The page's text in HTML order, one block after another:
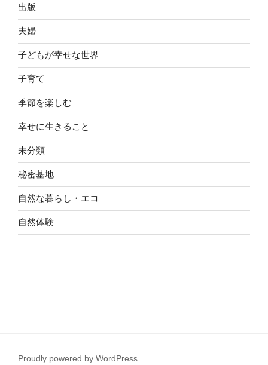
出版
夫婦
子どもが幸せな世界
子育て
季節を楽しむ
幸せに生きること
未分類
秘密基地
自然な暮らし・エコ
自然体験
Proudly powered by WordPress